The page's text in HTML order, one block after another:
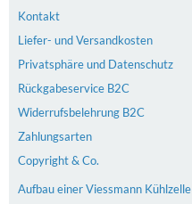
Kontakt
Liefer- und Versandkosten
Privatsphäre und Datenschutz
Rückgabeservice B2C
Widerrufsbelehrung B2C
Zahlungsarten
Copyright & Co.
Aufbau einer Viessmann Kühlzelle